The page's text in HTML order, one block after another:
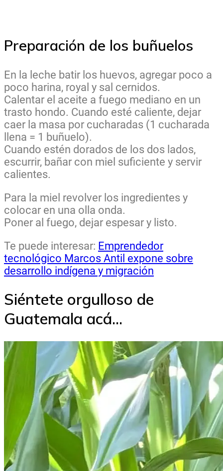
Preparación de los buñuelos
En la leche batir los huevos, agregar poco a
poco harina, royal y sal cernidos.
Calentar el aceite a fuego mediano en un
trasto hondo. Cuando esté caliente, dejar
caer la masa por cucharadas (1 cucharada
llena = 1 buñuelo).
Cuando estén dorados de los dos lados,
escurrir, bañar con miel suficiente y servir
calientes.
Para la miel revolver los ingredientes y
colocar en una olla onda.
Poner al fuego, dejar espesar y listo.
Te puede interesar: Emprendedor
tecnológico Marcos Antil expone sobre
desarrollo indígena y migración
Siéntete orgulloso de
Guatemala acá...